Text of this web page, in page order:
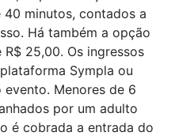
minutos, contados a
Há também a opção
25,00. Os ingressos
Sympla ou
Menores de 6
por um adulto
é cobrada a entrada do